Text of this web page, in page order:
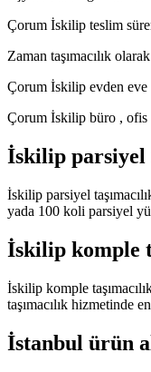
Çorum İskilip teslim
Zaman taşımacılık
Çorum İskilip evden eve
Çorum İskilip büro , ofis
İskilip parsiyel
İskilip parsiyel
yada 100 koli parsiyel
İskilip komple
İskilip komple
taşımacılık hizmetinde
İstanbul ürün